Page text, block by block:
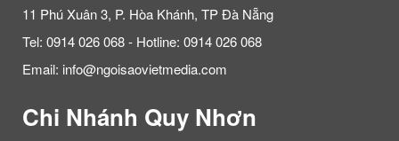
11 Phú Xuân 3, P. Hòa Khánh, TP Đà Nẵng
Tel: 0914 026 068 - Hotline: 0914 026 068
Email: info@ngoisaovietmedia.com
Chi Nhánh Quy Nhơn